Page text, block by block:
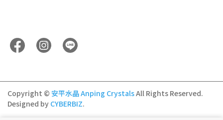
Copyright © 安平水晶 Anping CrystalsAll Rights Reserved.
Designed by CYBERBIZ.